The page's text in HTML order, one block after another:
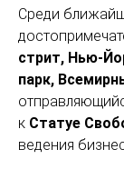
Среди
стрит, Нью-
парк,
к Статуе
ведения